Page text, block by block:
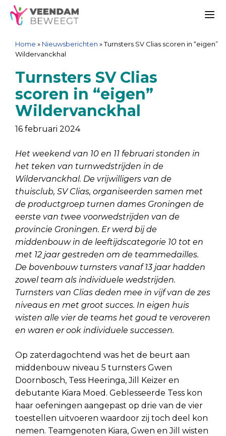
Ga
naar
inhoud
Spring
naar
navigatie
Sitemap
Ga
naar
inhoud
Home » Nieuwsberichten »Turnsters SV Clias scoren in “eigen”
Wildervanckhal
Turnsters SV Clias
scoren in “eigen”
Wildervanckhal
16 februari 2024
Het weekend van 10 en 11 februari stonden in
het teken van turnwedstrijden in de
Wildervanckhal. De vrijwilligers van de
thuisclub, SV Clias, organiseerden samen met
de productgroep turnen dames Groningen de
eerste van twee voorwedstrijden van de
provincie Groningen. Er werd bij de
middenbouw in de leeftijdscategorie 10 tot en
met 12 jaar gestreden om de teammedailles.
De bovenbouw turnsters vanaf 13 jaar hadden
zowel team als individuele wedstrijden.
Turnsters van Clias deden mee in vijf van de zes
niveaus en met groot succes. In eigen huis
wisten alle vier de teams het goud te veroveren
en waren er ook individuele successen.
Op zaterdagochtend was het de beurt aan
middenbouw niveau 5 turnsters Gwen
Doornbosch, Tess Heeringa, Jill Keizer en
debutante Kiara Moed. Geblesseerde Tess kon
haar oefeningen aangepast op drie van de vier
toestellen uitvoeren waardoor zij toch deel kon
nemen. Teamgenoten Kiara, Gwen en Jill wisten